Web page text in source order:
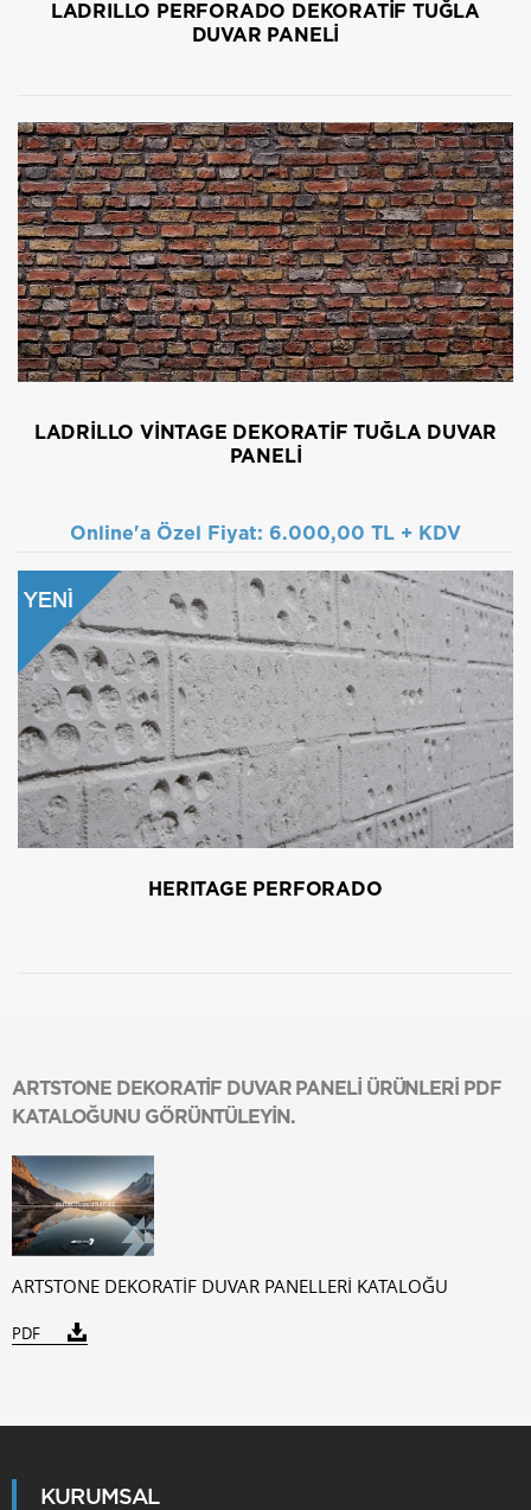
LADRILLO PERFORADO DEKORATİF TUĞLA
DUVAR PANELİ
LADRILLO VINTAGE DEKORATIF TUĞLA DUVAR
PANELI
Online'a Özel Fiyat: 6.000,00 TL + KDV
HERITAGE PERFORADO
ARTSTONE DEKORATİF DUVAR PANELİ ÜRÜNLERİ PDF
KATALOĞUNU GÖRÜNTÜLEYİN.
ARTSTONE DEKORATİF DUVAR PANELLERİ KATALOĞU
PDF
KURUMSAL